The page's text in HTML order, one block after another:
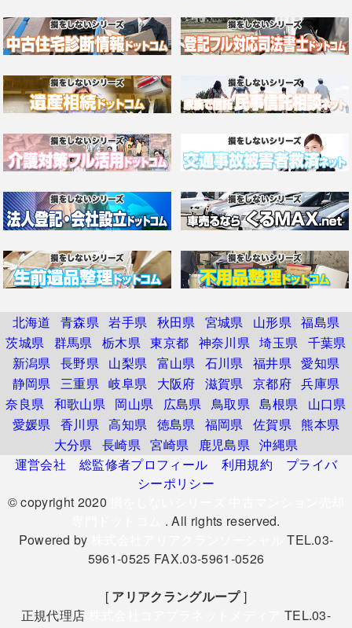
北海道 青森県 岩手県 秋田県 宮城県 山形県 福島県
茨城県 群馬県 栃木県 東京都 神奈川県 埼玉県 千葉県
新潟県 長野県 山梨県 富山県 石川県 福井県 愛知県
静岡県 三重県 岐阜県 大阪府 滋賀県 京都府 兵庫県
奈良県 和歌山県 岡山県 広島県 鳥取県 島根県
山口県
愛媛県 香川県 高知県 徳島県 福岡県 佐賀県 熊本県
大分県 長崎県 宮崎県 鹿児島県 沖縄県
運営会社
総監修者プロフィール 利用規約
プライバ
シーポリシー
© copyright 2020
. All rights reserved.
Powered by
TEL.03-
5961-0525 FAX.03-5961-0526
[ アリアクラングループ]
正規代理店
TEL.03-